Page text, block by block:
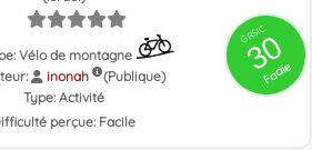
GRSIC
30
Facile
Vélo de montagne
inonah
(Publique)
Type: Activité
perçue: Facile